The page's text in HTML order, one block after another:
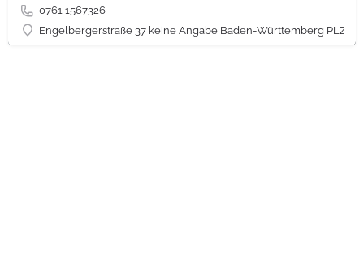
0761 1567326
Engelbergerstraße 37 keine Angabe Baden-Württemberg PLZ